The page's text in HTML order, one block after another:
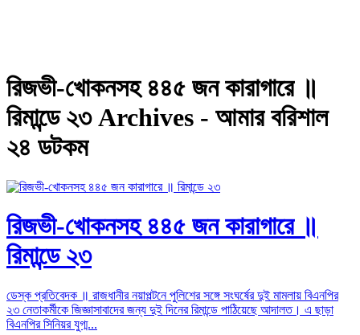
রিজভী-খোকনসহ ৪৪৫ জন কারাগারে ‍॥
রিমান্ডে ২৩ Archives - আমার বরিশাল
২৪ ডটকম
রিজভী-খোকনসহ ৪৪৫ জন কারাগারে ‍॥
রিমান্ডে ২৩
ডেস্ক প্রতিবেদক ‍॥ রাজধানীর নয়াপল্টনে পুলিশের সঙ্গে সংঘর্ষের দুই মামলায় বিএনপির
২৩ নেতাকর্মীকে জিজ্ঞাসাবাদের জন্য দুই দিনের রিমান্ডে পাঠিয়েছে আদালত। এ ছাড়া
বিএনপির সিনিয়র যুগ্ম...